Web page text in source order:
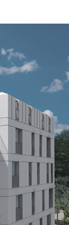
pruge u
objekat „Bijeli
i svijetle
vanjsko
energetske